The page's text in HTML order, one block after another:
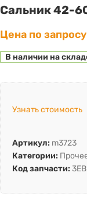
Сальник 42-
Цена по запросу
В наличии на
Узнать стоимость
Артикул: m3723
Категории:
Код запчасти: